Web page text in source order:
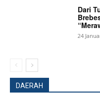
Dari
24
DAERAH